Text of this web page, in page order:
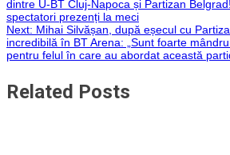
în
articole
dintre U-BT Cluj-Napoca și Partizan
spectatori prezenți la meci
Next: Mihai Silvășan, după eșecul cu
incredibilă în BT Arena: „Sunt foarte
pentru felul în care au abordat această
Related Posts